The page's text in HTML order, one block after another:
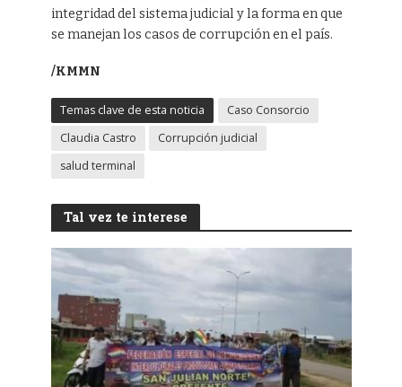
integridad del sistema judicial y la forma en que
se manejan los casos de corrupción en el país.
/KMMN
Temas clave de esta noticia
Caso Consorcio
Claudia Castro
Corrupción judicial
salud terminal
Tal vez te interese